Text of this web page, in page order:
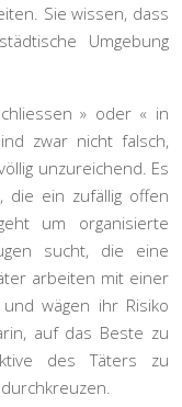
Sie wissen, dass
Umgebung
» oder « in
zwar nicht falsch,
unzureichend. Es
die ein zufällig offen
um organisierte
sucht, die eine
arbeiten mit einer
wägen ihr Risiko
auf das Beste zu
des Täters zu